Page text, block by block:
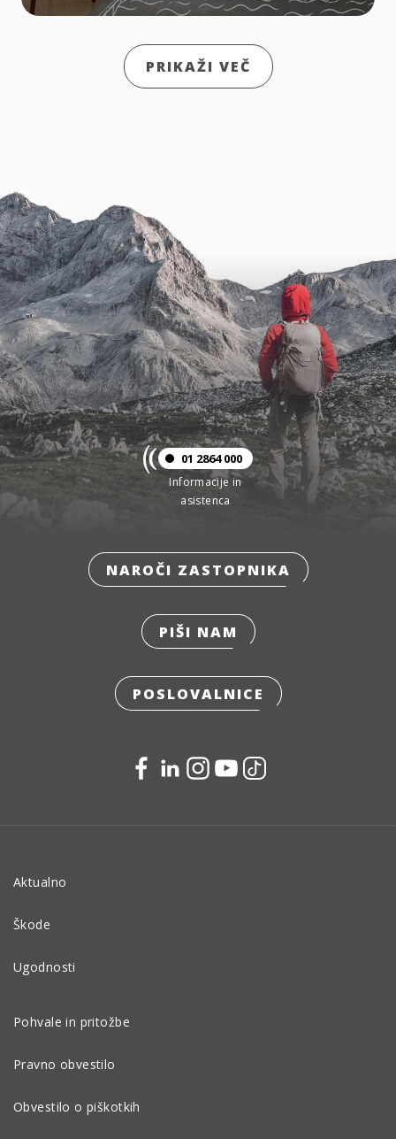
PRIKAŽI VEČ
01 2864 000
Informacije in
asistenca
NAROČI ZASTOPNIKA
PIŠI NAM
POSLOVALNICE
Aktualno
Škode
Ugodnosti
Pohvale in pritožbe
Pravno obvestilo
Obvestilo o piškotkih